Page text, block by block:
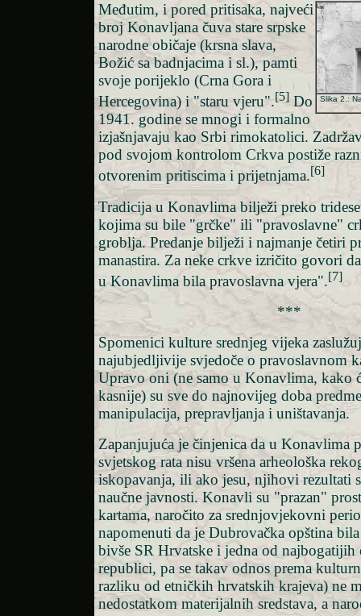
Slika 2.:
Međutim, i pored pritisaka, najveći
broj Konavljana čuva stare srpske
narodne običaje (krsna slava,
Božić sa badnjacima i sl.), pamti
svoje porijeklo (Crna Gora i
Hercegovina) i "staru vjeru".[5] Do
1941. godine se mnogi i formalno
izjašnjavaju kao Srbi rimokatolici.
pod svojom kontrolom Crkva postiže
otvorenim pritiscima i prijetnjama.[6]
Tradicija u Konavlima bilježi preko
kojima su bile "grčke" ili "pravoslavne"
groblja. Predanje bilježi i najmanje četiri
manastira. Za neke crkve izričito govori
u Konavlima bila pravoslavna vjera".[7]
***
Spomenici kulture srednjeg vijeka
najubjedljivije svjedoče o pravoslavnom
Upravo oni (ne samo u Konavlima, kako
kasnije) su sve do najnovijeg doba
manipulacija, prepravljanja i uništavanja.
Zapanjujuća je činjenica da u Konavlima
svjetskog rata nisu vršena arheološka
iskopavanja, ili ako jesu, njihovi rezultati
naučne javnosti. Konavli su "prazan"
kartama, naročito za srednjovjekovni
napomenuti da je Dubrovačka opština
bivše SR Hrvatske i jedna od najbogatijih
republici, pa se takav odnos prema
razliku od etničkih hrvatskih krajeva) ne
nedostatkom materijalnih sredstava, a